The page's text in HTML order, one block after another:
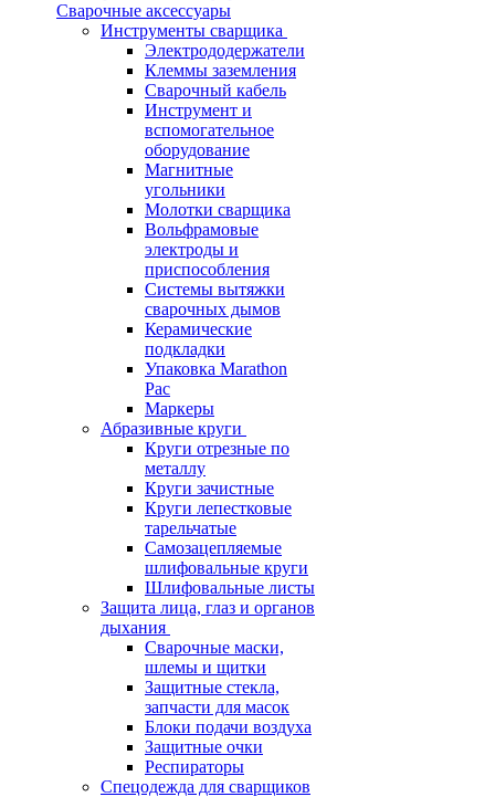
Сварочные аксессуары
Инструменты сварщика
Электрододержатели
Клеммы заземления
Сварочный кабель
Инструмент и
вспомогательное
оборудование
Магнитные
угольники
Молотки сварщика
Вольфрамовые
электроды и
приспособления
Системы вытяжки
сварочных дымов
Керамические
подкладки
Упаковка Marathon
Pac
Маркеры
Абразивные круги
Круги отрезные по
металлу
Круги зачистные
Круги лепестковые
тарельчатые
Самозацепляемые
шлифовальные круги
Шлифовальные листы
Защита лица, глаз и органов
дыхания
Сварочные маски,
шлемы и щитки
Защитные стекла,
запчасти для масок
Блоки подачи воздуха
Защитные очки
Респираторы
Спецодежда для сварщиков